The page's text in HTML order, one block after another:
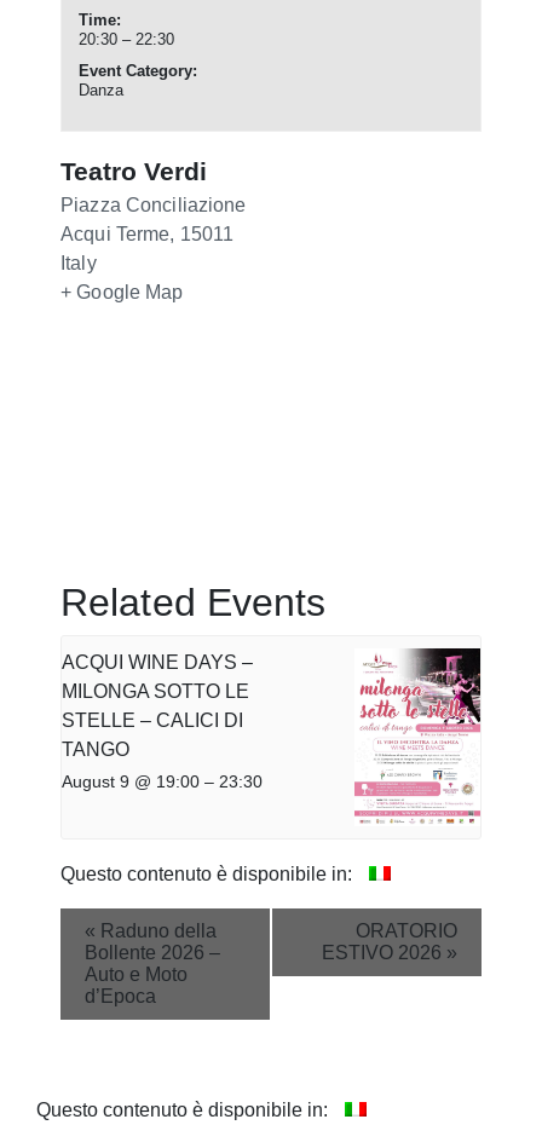
Time:
20:30 – 22:30
Event Category:
Danza
Teatro Verdi
Piazza Conciliazione
Acqui Terme, 15011
Italy
+ Google Map
Related Events
ACQUI WINE DAYS –
MILONGA SOTTO LE
STELLE – CALICI DI
TANGO
August 9 @ 19:00 – 23:30
Questo contenuto è disponibile in:
Event
Navigation
« Raduno della
Bollente 2026 –
Auto e Moto
d’Epoca
ORATORIO
ESTIVO 2026 »
Questo contenuto è disponibile in: